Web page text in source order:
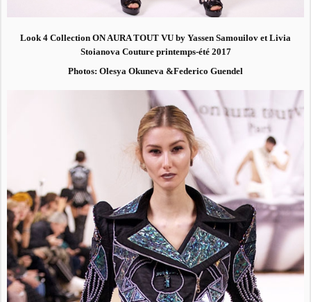
Look 4 Collection ON AURA TOUT VU by Yassen Samouilov et Livia
Stoianova Couture printemps-été 2017
Photos: Olesya Okuneva &Federico Guendel